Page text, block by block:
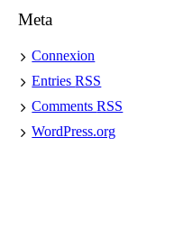
Meta
Connexion
EntriesRSS
CommentsRSS
WordPress.org